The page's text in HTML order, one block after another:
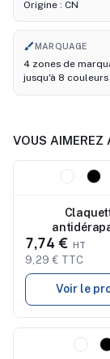
Origine : CN
brushMARQUAGE
4 zones de
jusqu'à 8 couleurs
VOUS AIMEREZ
Nouveau
KOLAM -
7,74 €
9,29 € TTC
Voir le